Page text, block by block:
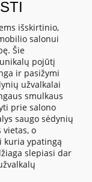
išskirtinio,
salonui
Šie
pojūtį
ir pasižymi
užvalkalai
smulkaus
prie salono
saugo sėdynių
o
kuria ypatingą
slepiasi dar